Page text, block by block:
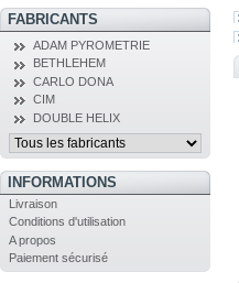
FABRICANTS
ADAM PYROMETRIE
BETHLEHEM
CARLO DONA
CIM
DOUBLE HELIX
INFORMATIONS
Livraison
Conditions d'utilisation
A propos
Paiement sécurisé